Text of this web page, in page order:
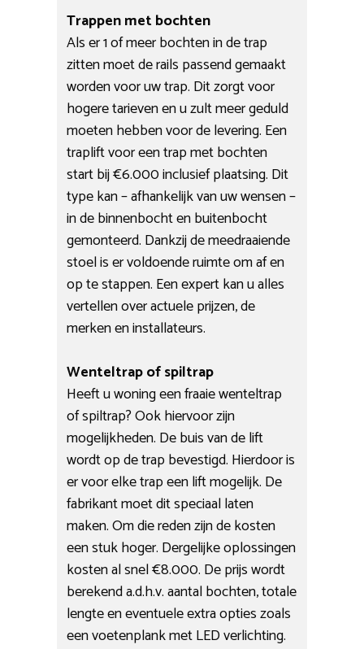
Trappen met bochten
Als er 1 of meer bochten in de trap
zitten moet de rails passend gemaakt
worden voor uw trap. Dit zorgt voor
hogere tarieven en u zult meer geduld
moeten hebben voor de levering. Een
traplift voor een trap met bochten
start bij €6.000 inclusief plaatsing. Dit
type kan – afhankelijk van uw wensen –
in de binnenbocht en buitenbocht
gemonteerd. Dankzij de meedraaiende
stoel is er voldoende ruimte om af en
op te stappen. Een expert kan u alles
vertellen over actuele prijzen, de
merken en installateurs.
Wenteltrap of spiltrap
Heeft u woning een fraaie wenteltrap
of spiltrap? Ook hiervoor zijn
mogelijkheden. De buis van de lift
wordt op de trap bevestigd. Hierdoor is
er voor elke trap een lift mogelijk. De
fabrikant moet dit speciaal laten
maken. Om die reden zijn de kosten
een stuk hoger. Dergelijke oplossingen
kosten al snel €8.000. De prijs wordt
berekend a.d.h.v. aantal bochten, totale
lengte en eventuele extra opties zoals
een voetenplank met LED verlichting.